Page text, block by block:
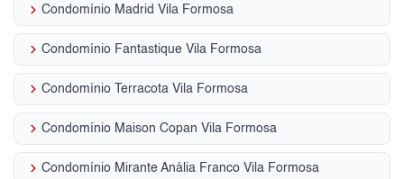
keyboard_arrow_right Condomínio Madrid Vila Formosa
keyboard_arrow_right Condomínio Fantastique Vila Formosa
keyboard_arrow_right Condomínio Terracota Vila Formosa
keyboard_arrow_right Condomínio Maison Copan Vila Formosa
keyboard_arrow_right Condomínio Mirante Anália Franco Vila Formosa